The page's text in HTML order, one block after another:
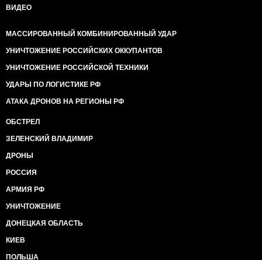
ВИДЕО
МАССИРОВАННЫЙ КОМБИНИРОВАННЫЙ УДАР
УНИЧТОЖЕНИЕ РОССИЙСКИХ ОККУПАНТОВ
УНИЧТОЖЕНИЕ РОССИЙСКОЙ ТЕХНИКИ
УДАРЫ ПО ЛОГИСТИКЕ РФ
АТАКА ДРОНОВ НА РЕГИОНЫ РФ
ОБСТРЕЛ
ЗЕЛЕНСКИЙ ВЛАДИМИР
ДРОНЫ
РОССИЯ
АРМИЯ РФ
УНИЧТОЖЕНИЕ
ДОНЕЦКАЯ ОБЛАСТЬ
КИЕВ
ПОЛЬША